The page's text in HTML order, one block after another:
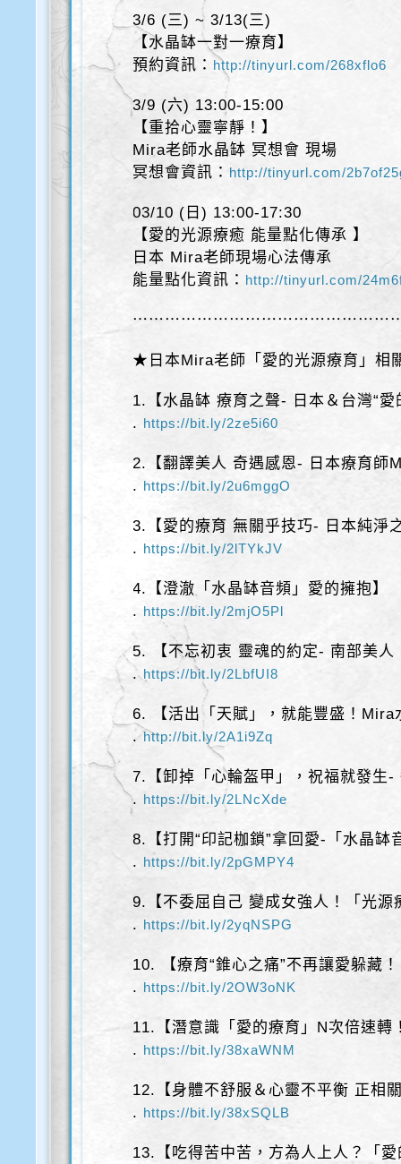
3/6 (三) ~ 3/13(三)
【水晶缽一對一療育】
預約資訊： http://tinyurl.com/268xflo6
3/9 (六) 13:00-15:00
【重拾心靈寧靜！】
Mira老師水晶缽 冥想會 現場
冥想會資訊： http://tinyurl.com/
03/10 (日) 13:00-17:30
【愛的光源療癒 能量點化傳承 】
日本 Mira老師現場心法傳承
能量點化資訊： http://tinyurl.com/
★日本Mira老師「愛的光源療育」相
1.【水晶缽 療育之聲- 日本＆台灣“愛
. https://bit.ly/2ze5i60
2.【翻譯美人 奇遇感恩- 日本療育師
. https://bit.ly/2u6mggO
3.【愛的療育 無關乎技巧- 日本純淨
. https://bit.ly/2lTYkJV
4.【澄澈「水晶缽音頻」愛的擁抱】
. https://bit.ly/2mjO5Pl
5. 【不忘初衷 靈魂的約定- 南部美人
.https://bit.ly/2LbfUI8
6. 【活出「天賦」，就能豐盛！Mira
.http://bit.ly/2A1i9Zq
7.【卸掉「心輪盔甲」，祝福就發生-
. https://bit.ly/2LNcXde
8.【打開“印記枷鎖”拿回愛-「水晶缽
. https://bit.ly/2pGMPY4
9.【不委屈自己 變成女強人！「光源
. https://bit.ly/2yqNSPG
10. 【療育“錐心之痛”不再讓愛躲藏
. https://bit.ly/2OW3oNK
11.【潛意識「愛的療育」N次倍速轉
. https://bit.ly/38xaWNM
12.【身體不舒服＆心靈不平衡 正相
. https://bit.ly/38xSQLB
13.【吃得苦中苦，方為人上人？「